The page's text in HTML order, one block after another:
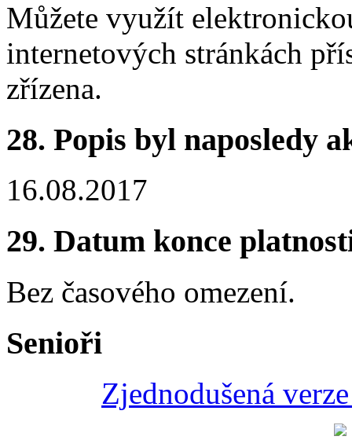
Můžete využít
internetových stránkách
zřízena.
28. Popis byl naposledy
16.08.2017
29. Datum konce
Bez časového omezení.
Senioři
Zjednodušená